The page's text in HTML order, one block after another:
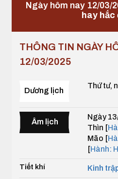
Ngày hôm nay 12/03/
hay hắc
THÔNG TIN NGÀY
12/03/2025
Dương lịch
Thứ tư,
Âm lịch
Ngày
Thìn [
Mão [
[Hành:
Tiết khí Kinh